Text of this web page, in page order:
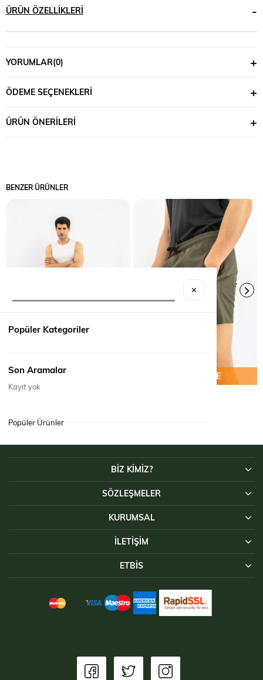
ÜRÜN ÖZELLIKLERI
YORUMLAR(0)
ÖDEME SEÇENEKLERI
ÜRÜN ÖNERILERI
BENZER ÜRÜNLER
SEPETE EKLE SEPETE EKLE
BİZ KİMİZ?
SÖZLEŞMELER
KURUMSAL
İLETIŞIM
ETBİS
✕
Popüler Kategoriler
Son Aramalar
Kayıt yok
Popüler Ürünler